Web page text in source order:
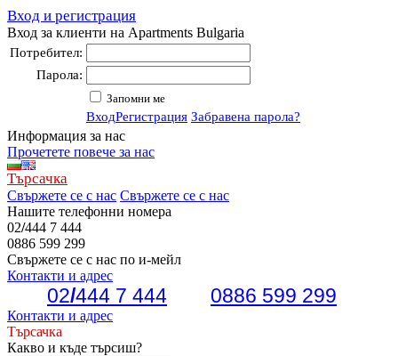
Вход и регистрация
Вход за клиенти на Apartments Bulgaria
Потребител:
Парола:
Запомни ме
ВходРегистрация Забравена парола?
Информация за нас
Прочетете повече за нас
Търсачка
Свържете се с нас Свържете се с нас
Нашите телефонни номера
02/444 7 444
0886 599 299
Свържете се с нас по и-мейл
Контакти и адрес
02/444 7 444 0886 599 299
Контакти и адрес
Търсачка
Какво и къде търсиш?